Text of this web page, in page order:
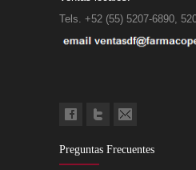
Tels. +52 (55) 5207-6890,
Preguntas Frecuentes